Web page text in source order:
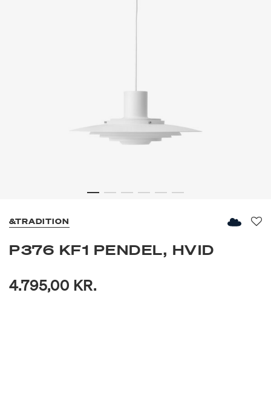
&TRADITION
P376 KF1 PENDEL, HVID
4.795,00 KR.